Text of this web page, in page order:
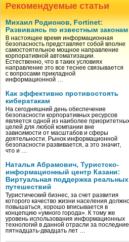
Рекомендуемые статьи
Михаил Родионов, Fortinet:
Развиваясь по известным законам
В настоящее время информационная
безопасность представляет собой вполне
самостоятельное мощное направление
корпоративной автоматизации.
Естественно, что в таких условиях
направление это все теснее связывается
с вопросами прикладной
информационной …
Как эффективно противостоять
кибератакам
На сегодняшний день обеспечение
безопасности корпоративных ресурсов
является одной из наиболее
целей для любой компании вне
зависимости от масштабов и сферы
деятельности. Рынок информационной
безопасности развивается, а это значит,
что и …
Наталья Абрамович, Туристско-
информационный центр Казани:
Виртуальная поддержка реальных
путешествий
Туристический бизнес, за счет развития
которого качество жизни населения
повышаться, хорошо вписывается в
концепцию «умного города». К тому же
уровень использования информационных
технологий в данной отрасли за последние
пятнадцать-двадцать лет …